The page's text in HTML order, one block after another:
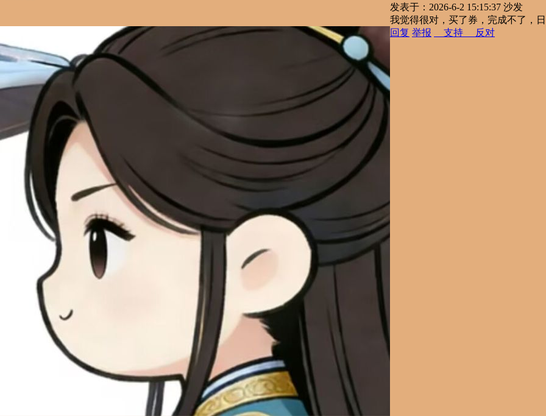
发表于：2026-6-2 15:15:37 沙发
我觉得很对，买了券，完成不了，
回复 举报 支持 反对